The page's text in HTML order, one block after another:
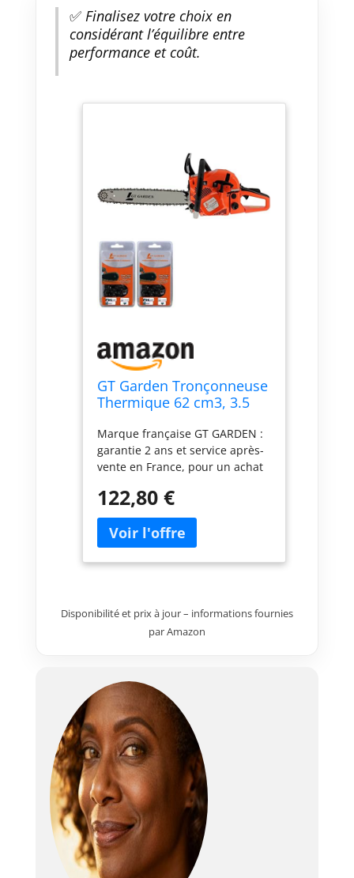
✅Finalisez votre choix en
considérant l’équilibre entre
performance et coût.
GT Garden Tronçonneuse
Thermique 62 cm3, 3.5
chaînes
Marque française GT GARDEN :
garantie 2 ans et service après-
vente en France, pour un achat
performante : moteur 2 temps
de 62 cm3 (3.5 CV), idéal pour
l'élagage, le débitage de bois de
chauffage et l'abattage d'arbres
de petite et moyenne taille.
Polyvalente : compatible avec
les guides 16, 18, 20 et 22
Produit expédié depuis la
France en envoi suivi.
122,80 €
Disponibilité et prix à jour – informations fournies
par Amazon